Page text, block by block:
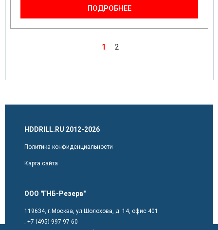
ПОДРОБНЕЕ
1 2
HDDRILL.RU 2012-2026
Политика конфиденциальности
Карта сайта
ООО "ГНБ-Резерв"
119634, г.Москва, ул.Шолохова, д. 14, офис 401
, +7 (495) 997-97-60